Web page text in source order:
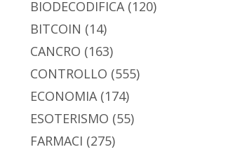
BIODECODIFICA(120)
BITCOIN (14)
CANCRO (163)
CONTROLLO (555)
ECONOMIA(174)
ESOTERISMO (55)
FARMACI (275)